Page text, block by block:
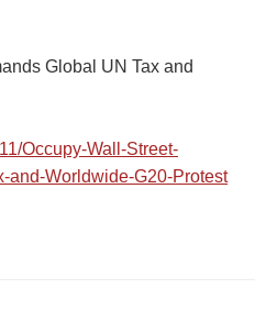
Global UN Tax and
Occupy-Wall-Street-
and-Worldwide-G20-Protest